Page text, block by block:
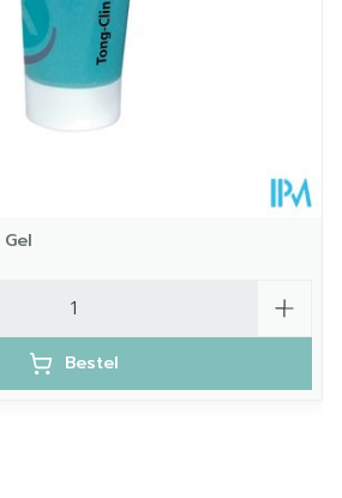
Bestel